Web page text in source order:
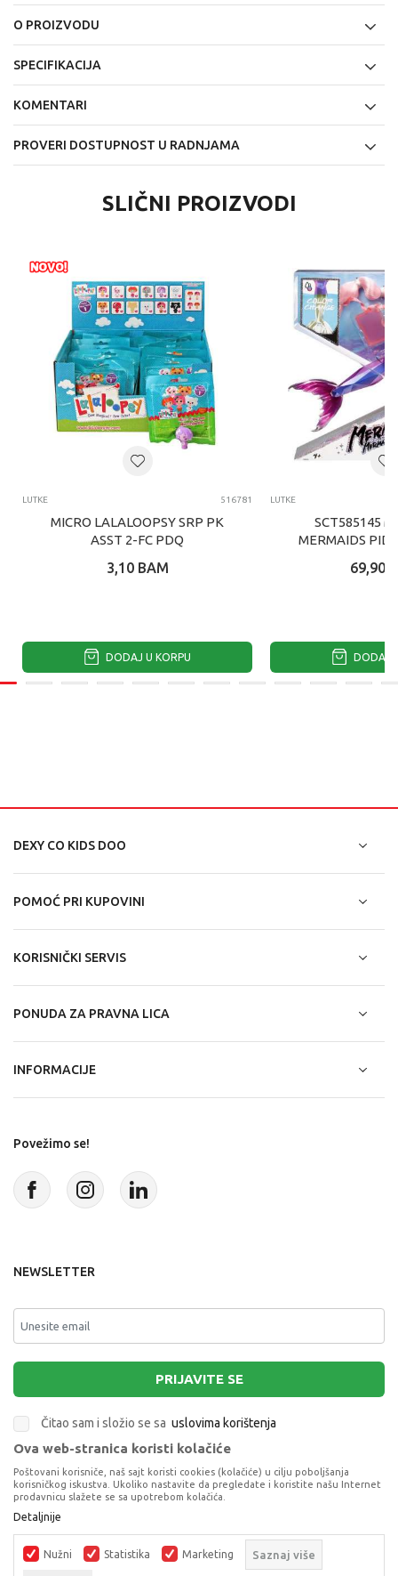
O PROIZVODU
SPECIFIKACIJA
KOMENTARI
PROVERI DOSTUPNOST U RADNJAMA
SLIČNI PROIZVODI
LUTKE 516781
MICRO LALALOOPSY SRP PK
ASST 2-FC PDQ
3,10 BAM
DODAJ U KORPU
LUTKE
SCT585145
MERMAIDS
69,90
DODAJ
DEXY CO KIDS DOO
POMOĆ PRI KUPOVINI
KORISNIČKI SERVIS
PONUDA ZA PRAVNA LICA
INFORMACIJE
Povežimo se!
NEWSLETTER
PRIJAVITE SE
Čitao sam i složio se sa uslovima korištenja
Terms of Service
apply.
Ova web-stranica koristi kolačiće
Poštovani korisniče, naš sajt koristi cookies (kolačiće) u cilju poboljšanja
korisničkog iskustva. Ukoliko nastavite da pregledate i koristite našu Internet
prodavnicu slažete se sa upotrebom kolačića.
Detaljnije
Nužni Statistika Marketing Saznaj više